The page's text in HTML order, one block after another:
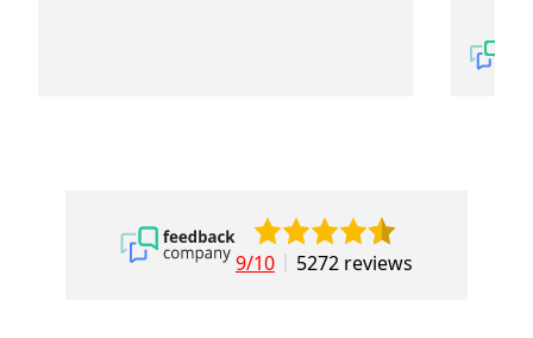
9/10 5272 reviews